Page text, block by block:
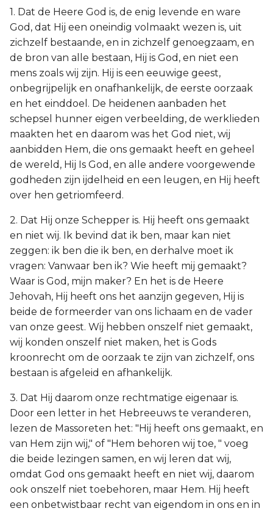
1. Dat de Heere God is, de enig levende en ware
God, dat Hij een oneindig volmaakt wezen is, uit
zichzelf bestaande, en in zichzelf genoegzaam, en
de bron van alle bestaan, Hij is God, en niet een
mens zoals wij zijn. Hij is een eeuwige geest,
onbegrijpelijk en onafhankelijk, de eerste oorzaak
en het einddoel. De heidenen aanbaden het
schepsel hunner eigen verbeelding, de werklieden
maakten het en daarom was het God niet, wij
aanbidden Hem, die ons gemaakt heeft en geheel
de wereld, Hij Is God, en alle andere voorgewende
godheden zijn ijdelheid en een leugen, en Hij heeft
over hen getriomfeerd.
2. Dat Hij onze Schepper is. Hij heeft ons gemaakt
en niet wij. Ik bevind dat ik ben, maar kan niet
zeggen: ik ben die ik ben, en derhalve moet ik
vragen: Vanwaar ben ik? Wie heeft mij gemaakt?
Waar is God, mijn maker? En het is de Heere
Jehovah, Hij heeft ons het aanzijn gegeven, Hij is
beide de formeerder van ons lichaam en de vader
van onze geest. Wij hebben onszelf niet gemaakt,
wij konden onszelf niet maken, het is Gods
kroonrecht om de oorzaak te zijn van zichzelf, ons
bestaan is afgeleid en afhankelijk.
3. Dat Hij daarom onze rechtmatige eigenaar is.
Door een letter in het Hebreeuws te veranderen,
lezen de Massoreten het: "Hij heeft ons gemaakt, en
van Hem zijn wij," of "Hem behoren wij toe, " voeg
die beide lezingen samen, en wij leren dat wij,
omdat God ons gemaakt heeft en niet wij, daarom
ook onszelf niet toebehoren, maar Hem. Hij heeft
een onbetwistbaar recht van eigendom in ons en in